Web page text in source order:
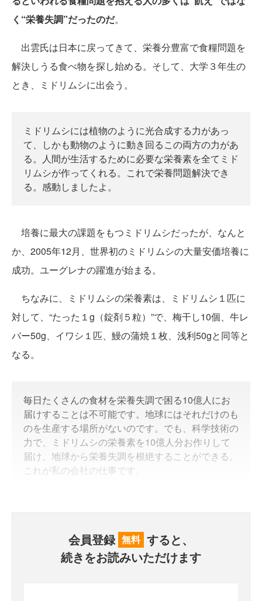
く“栄養失調”だったのだ。
出雲氏は日本に戻ってきて、栄養分豊富で食糧問題を
解決しうる食べ物を探し始める。そして、大学３年生の
とき、ミドリムシに出会う。
ミドリムシには植物のように光合成する力があっ
て、しかも動物のように動き回るこの両方の力があ
る。人間が生活するために必要な栄養素を全てミド
リムシが作ってくれる。これで栄養問題解決でき
る。感動しましたよ。
培養に最大の課題をもつミドリムシだったが、なんと
か、2005年12月、世界初のミドリムシの大量安価培養に
成功。ユーグレナの躍進が始まる。
ちなみに、ミドリムシの栄養素は、ミドリムシ１匹に
対して、“たった１g（錠剤５粒）”で、梅干し10個、牛レ
バー50g、イワシ１匹、鰻の蒲焼１枚、浅利50gと同等と
なる。
毎日たくさんの食材を栄養失調で困る10億人にお
届けすることは不可能です。地球にはそれだけのも
のを生産する場所がないのです。でも、科学技術の
力で、ミドリムシの栄養素を10億人分お作りして
届け、地球から栄養失調を根絶することができる。
これが私の会社の仕事です。
会員登録 無料 すると、
続きをお読みいただけます